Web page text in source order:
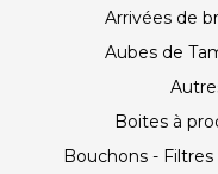
Arrivées de
Aubes de
Boites à
Bouchons -